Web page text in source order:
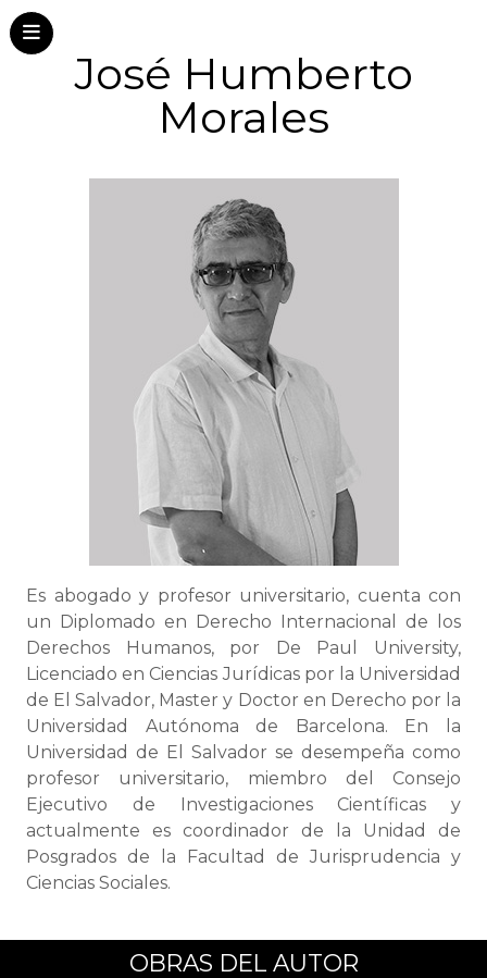
José Humberto
Morales
Es abogado y profesor universitario, cuenta con
un Diplomado en Derecho Internacional de los
Derechos Humanos, por De Paul University,
Licenciado en Ciencias Jurídicas por la Universidad
de El Salvador, Master y Doctor en Derecho por la
Universidad Autónoma de Barcelona. En la
Universidad de El Salvador se desempeña como
profesor universitario, miembro del Consejo
Ejecutivo de Investigaciones Científicas y
actualmente es coordinador de la Unidad de
Posgrados de la Facultad de Jurisprudencia y
Ciencias Sociales.
OBRAS DEL AUTOR